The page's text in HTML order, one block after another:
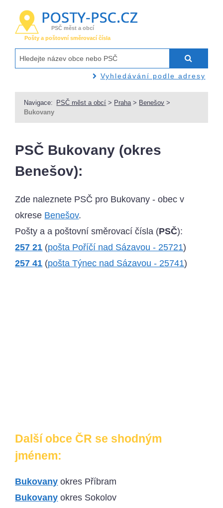
PSČ měst a obcí
Pošty a poštovní směrovací čísla
Vyhledávání podle adresy
Navigace: PSČ měst a obcí > Praha > Benešov >
Bukovany
PSČ Bukovany (okres
Benešov):
Zde naleznete PSČ pro Bukovany - obec v
okrese Benešov.
Pošty a a poštovní směrovací čísla (PSČ):
257 21 (pošta Poříčí nad Sázavou - 25721)
257 41 (pošta Týnec nad Sázavou - 25741)
Další obce ČR se shodným
jménem:
Bukovany okres Příbram
Bukovany okres Sokolov